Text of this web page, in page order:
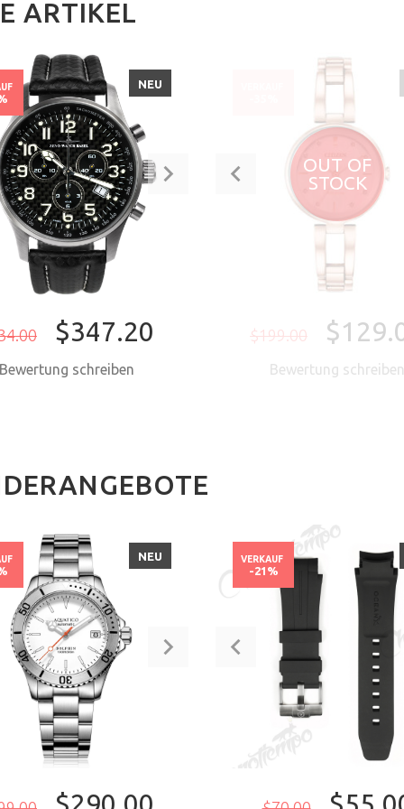
ARTIKEL
NEU
$347.20
Bewertung schreiben
OUT OF
STOCK
$199.00
Bewertung schreiben
NEU VERKAUF
-21%